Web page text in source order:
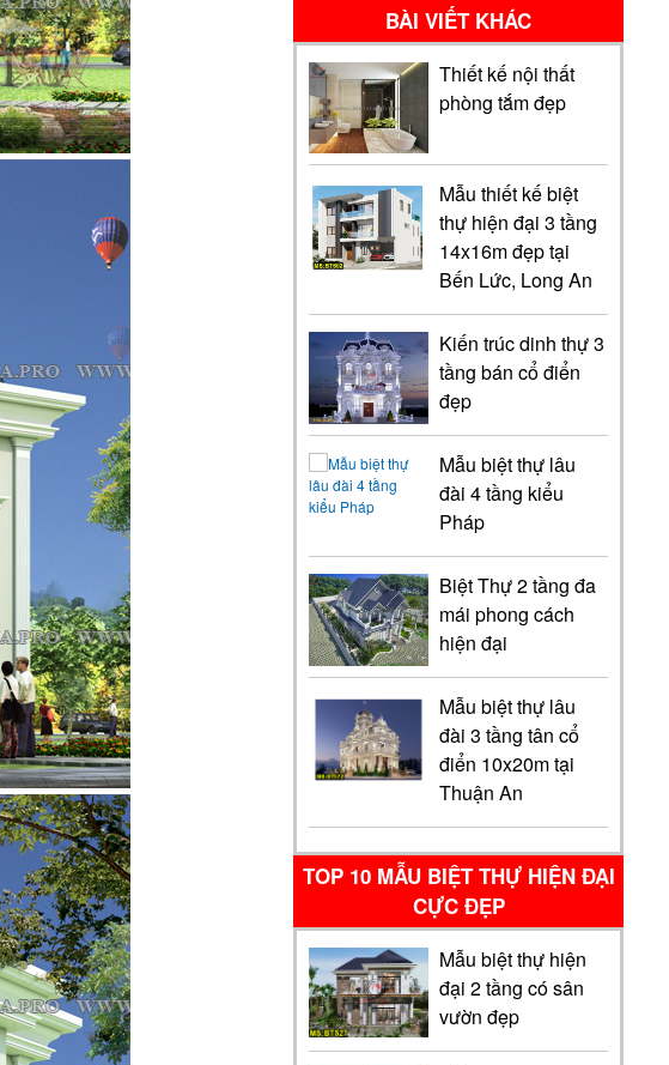
BÀI VIẾT KHÁC
Thiết kế nội thất
phòng tắm đẹp
Mẫu thiết kế biệt
thự hiện đại 3 tầng
14x16m đẹp tại
Bến Lức, Long An
Kiến trúc dinh thự 3
tầng bán cổ điển
đẹp
Mẫu biệt thự lâu
đài 4 tầng kiểu
Pháp
Biệt Thự 2 tầng đa
mái phong cách
hiện đại
Mẫu biệt thự lâu
đài 3 tầng tân cổ
điển 10x20m tại
Thuận An
TOP 10 MẪU BIỆT THỰ HIỆN ĐẠI
CỰC ĐẸP
Mẫu biệt thự hiện
đại 2 tầng có sân
vườn đẹp